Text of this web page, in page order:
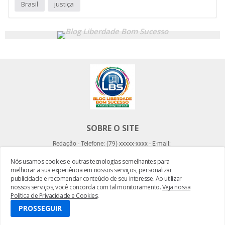
Brasil justiça
SOBRE O SITE
Redação - Telefone: (79) xxxxx-xxxx - E-mail:
Desenvolvido por -
Nós usamos cookies e outras tecnologias semelhantes para
melhorar a sua experiência em nossos serviços, personalizar
publicidade e recomendar conteúdo de seu interesse. Ao utilizar
nossos serviços, você concorda com tal monitoramento.Veja nossa
Política de Privacidade e Cookies.
PROSSEGUIR